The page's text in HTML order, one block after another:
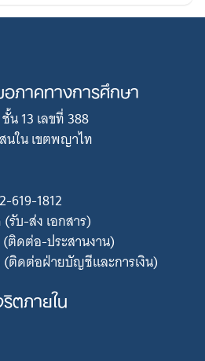
ภาคทางการศึกษา
น 13 เลขที่ 388
นใน เขตพญาไท
619-1812
รับ-ส่ง เอกสาร)
(ติดต่อ-ประสานงาน)
(ติดต่อฝ่ายบัญชีและการเงิน)
ตภายใน